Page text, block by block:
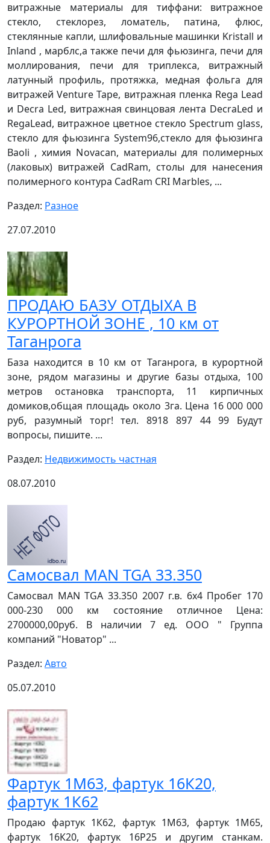
витражные материалы для тиффани: витражное
стекло, стеклорез, ломатель, патина, флюс,
стеклянные капли, шлифовальные машинки Kristall и
Inland , марблс,а также печи для фьюзинга, печи для
моллирования, печи для триплекса, витражный
латунный профиль, протяжка, медная фольга для
витражей Venture Tape, витражная пленка Rega Lead
и Decra Led, витражная свинцовая лента DecraLed и
RegaLead, витражное цветное стекло Spectrum glass,
стекло для фьюзинга System96,стекло для фьюзинга
Baoli , химия Novacan, материалы для полимерных
(лаковых) витражей CadRam, столы для нанесения
полимерного контура CadRam CRI Marbles, ...
Раздел: Разное
27.07.2010
ПРОДАЮ БАЗУ ОТДЫХА В
КУРОРТНОЙ ЗОНЕ , 10 км от
Таганрога
База находится в 10 км от Таганрога, в курортной
зоне, рядом магазины и другие базы отдыха, 100
метров остановка транспорта, 11 кирпичных
домиков,общая площадь около 3га. Цена 16 000 000
руб, разумный торг! тел. 8918 897 44 99 Будут
вопросы, пишите. ...
Раздел: Недвижимость частная
08.07.2010
Самосвал MAN TGA 33.350
Самосвал MAN TGA 33.350 2007 г.в. 6х4 Пробег 170
000-230 000 км состояние отличное Цена:
2700000,00руб. В наличии 7 ед. ООО " Группа
компаний "Новатор" ...
Раздел: Авто
05.07.2010
Фартук 1М63, фартук 16К20,
фартук 1К62
Продаю фартук 1К62, фартук 1М63, фартук 1М65,
фартук 16К20, фартук 16Р25 и другим станкам.